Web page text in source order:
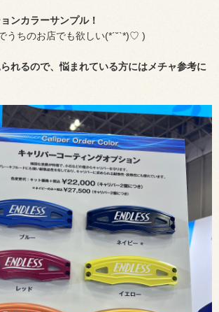
ンカラーサンプル！
うちのお店でも欲しい(*´˘`*)♡ )
れるので、悩まれている方にはメチャ参考に